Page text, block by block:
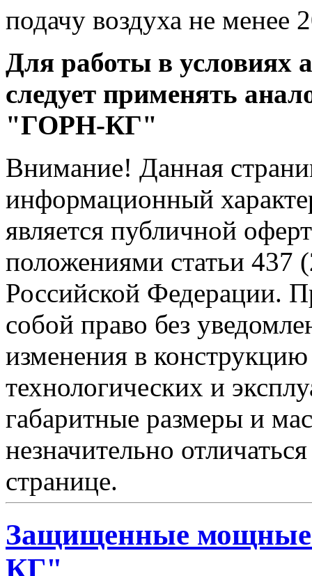
подачу воздуха не менее
Для работы в условиях
следует применять
"ГОРН-КГ"
Внимание! Данная
информационный
является публичной
положениями статьи 437
Российской Федерации.
собой право без
изменения в
технологических и
габаритные размеры и
незначительно
странице.
Защищенные
КГ"